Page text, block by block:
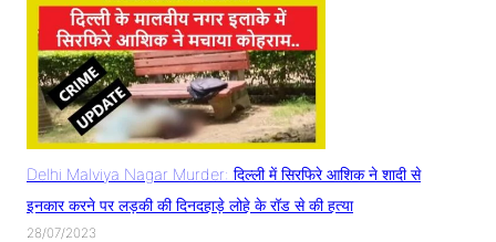
Delhi Malviya Nagar Murder: दिल्ली में सिरफिरे आशिक ने शादी से
इनकार करने पर लड़की की दिनदहाड़े लोहे के रॉड से की हत्या
28/07/2023